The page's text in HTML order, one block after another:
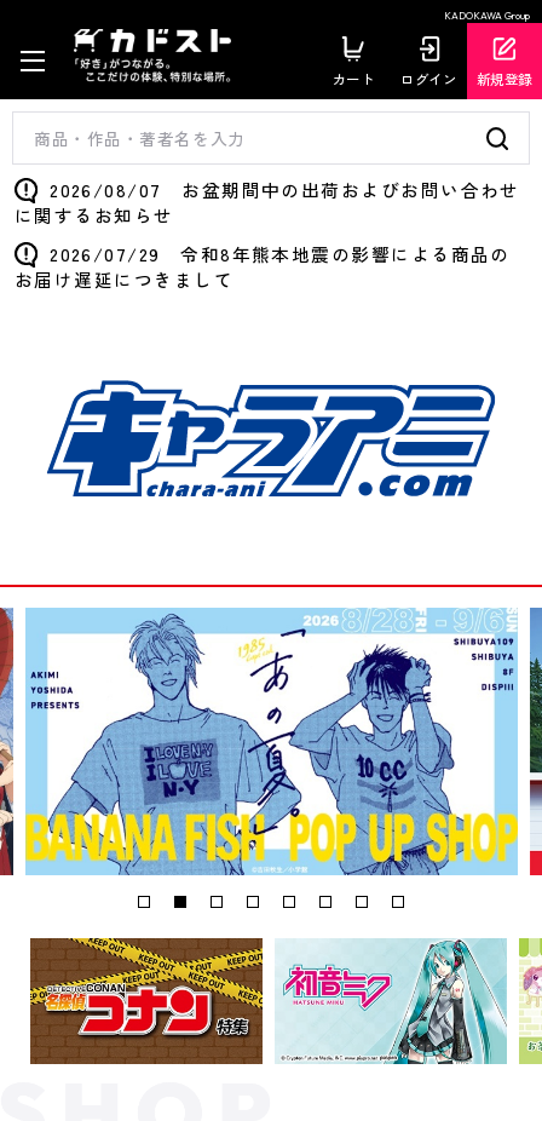
KADOKAWA Group
カート ログイン 新規登録
2026/08/07 お盆期間中の出荷およびお問い合わせ
に関するお知らせ
2026/07/29 令和8年熊本地震の影響による商品の
お届け遅延につきまして